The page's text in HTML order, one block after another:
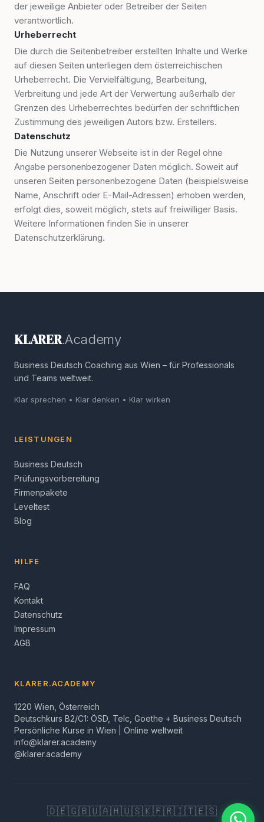
der jeweilige Anbieter oder Betreiber der Seiten
verantwortlich.
Urheberrecht
Die durch die Seitenbetreiber erstellten Inhalte und Werke
auf diesen Seiten unterliegen dem österreichischen
Urheberrecht. Die Vervielfältigung, Bearbeitung,
Verbreitung und jede Art der Verwertung außerhalb der
Grenzen des Urheberrechtes bedürfen der schriftlichen
Zustimmung des jeweiligen Autors bzw. Erstellers.
Datenschutz
Die Nutzung unserer Webseite ist in der Regel ohne
Angabe personenbezogener Daten möglich. Soweit auf
unseren Seiten personenbezogene Daten (beispielsweise
Name, Anschrift oder E-Mail-Adressen) erhoben werden,
erfolgt dies, soweit möglich, stets auf freiwilliger Basis.
Weitere Informationen finden Sie in unserer
Datenschutzerklärung.
KLARER.Academy
Business Deutsch Coaching aus Wien – für Professionals
und Teams weltweit.
Klar sprechen • Klar denken • Klar wirken
LEISTUNGEN
Business Deutsch
Prüfungsvorbereitung
Firmenpakete
Leveltest
Blog
HILFE
FAQ
Kontakt
Datenschutz
Impressum
AGB
KLARER.ACADEMY
1220 Wien, Österreich
Deutschkurs B2/C1: ÖSD, Telc, Goethe + Business Deutsch
Persönliche Kurse in Wien | Online weltweit
info@klarer.academy
@klarer.academy
🇩🇪🇬🇧🇺🇦🇭🇺🇸🇰🇫🇷🇮🇹🇪🇸